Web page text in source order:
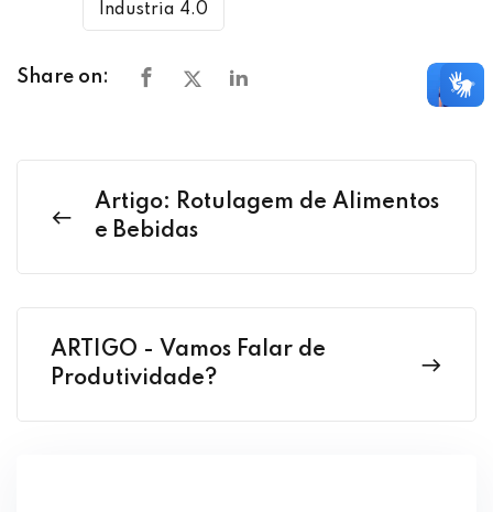
Industria 4.0
Share on:
Artigo: Rotulagem de Alimentos
e Bebidas
ARTIGO - Vamos Falar de
Produtividade?